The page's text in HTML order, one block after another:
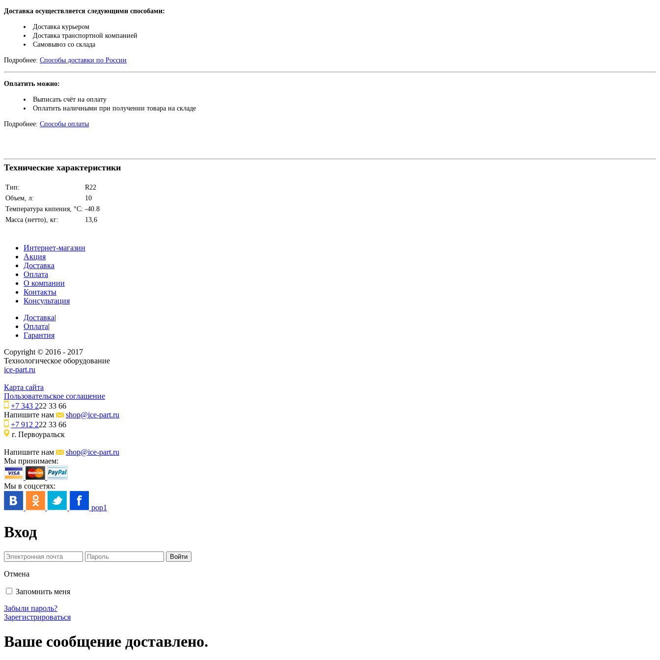
Доставка осуществляется следующими способами:
Доставка курьером
Доставка транспортной компанией
Самовывоз со склада
Подробнее: Способы доставки по России
Оплатить можно:
Выписать счёт на оплату
Оплатить наличными при получении товара на складе
Подробнее: Способы оплаты
Технические характеристики
Тип:
R22
Объем, л:
10
Температура кипения, °C: -40.8
Масса (нетто), кг:
13,6
Интернет-магазин
Акция
Доставка
Оплата
О компании
Контакты
Консультация
Доставка|
Оплата|
Гарантия
Copyright © 2016 - 2017
Технологическое оборудование
ice-part.ru
Карта сайта
Пользовательское соглашение
+7 343 222 33 66
Напишите нам
shop@ice-part.ru
+7 912 222 33 66
г. Первоуральск
Напишите нам
shop@ice-part.ru
Мы принимаем:
Мы в соцсетях:
pop1
Вход
Отмена
Запомнить меня
Забыли пароль?
Зарегистрироваться
Ваше сообщение доставлено.